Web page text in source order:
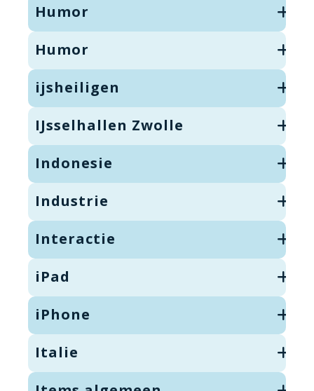
Humor
Humor
ijsheiligen
IJsselhallen Zwolle
Indonesie
Industrie
Interactie
iPad
iPhone
Italie